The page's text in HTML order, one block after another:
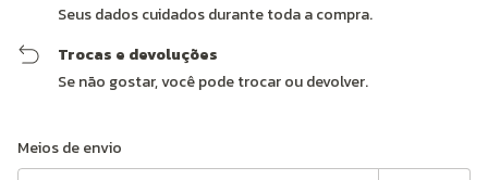
Seus dados cuidados durante toda a compra.
Trocas e devoluções
Se não gostar, você pode trocar ou devolver.
Entregas para o CEP:
Meios de envio